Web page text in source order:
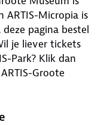
ARTIS-Micropia is
pagina bestel
je liever tickets
Park? Klik dan
Groote